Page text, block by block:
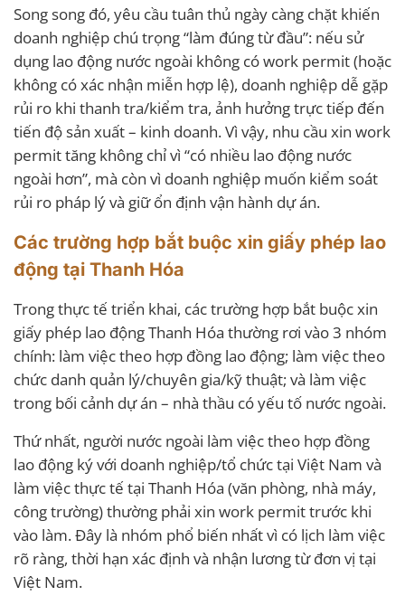
Song song đó, yêu cầu tuân thủ ngày càng chặt khiến
doanh nghiệp chú trọng “làm đúng từ đầu”: nếu sử
dụng lao động nước ngoài không có work permit (hoặc
không có xác nhận miễn hợp lệ), doanh nghiệp dễ gặp
rủi ro khi thanh tra/kiểm tra, ảnh hưởng trực tiếp đến
tiến độ sản xuất – kinh doanh. Vì vậy, nhu cầu xin work
permit tăng không chỉ vì “có nhiều lao động nước
ngoài hơn”, mà còn vì doanh nghiệp muốn kiểm soát
rủi ro pháp lý và giữ ổn định vận hành dự án.
Các trường hợp bắt buộc xin giấy phép lao
động tại Thanh Hóa
Trong thực tế triển khai, các trường hợp bắt buộc xin
giấy phép lao động Thanh Hóa thường rơi vào 3 nhóm
chính: làm việc theo hợp đồng lao động; làm việc theo
chức danh quản lý/chuyên gia/kỹ thuật; và làm việc
trong bối cảnh dự án – nhà thầu có yếu tố nước ngoài.
Thứ nhất, người nước ngoài làm việc theo hợp đồng
lao động ký với doanh nghiệp/tổ chức tại Việt Nam và
làm việc thực tế tại Thanh Hóa (văn phòng, nhà máy,
công trường) thường phải xin work permit trước khi
vào làm. Đây là nhóm phổ biến nhất vì có lịch làm việc
rõ ràng, thời hạn xác định và nhận lương từ đơn vị tại
Việt Nam.